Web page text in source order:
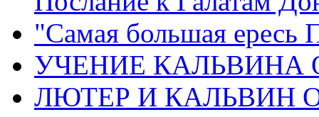
"Самая большая ересь
УЧЕНИЕ КАЛЬВИНА
ЛЮТЕР И КАЛЬВИН